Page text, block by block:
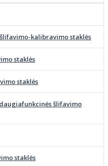
kalibravimo staklės
staklės
staklės
šlifavimo
staklės